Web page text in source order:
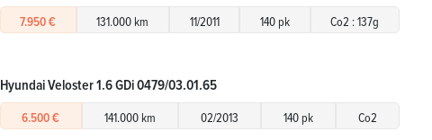
7.950 € 131.000 km 11/2011 140 pk Co2 : 137g
Hyundai Veloster 1.6 GDi 0479/03.01.65
6.500 € 141.000 km 02/2013 140 pk Co2